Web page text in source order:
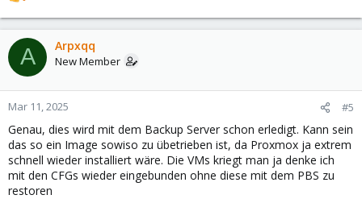
e
a
c
t
o
n
:
A Arpxqq
New Member
Mar 11, 2025 #5
Genau, dies wird mit dem Backup Server schon erledigt. Kann sein
das so ein Image sowiso zu übetrieben ist, da Proxmox ja extrem
schnell wieder installiert wäre. Die VMs kriegt man ja denke ich
mit den CFGs wieder eingebunden ohne diese mit dem PBS zu
restoren